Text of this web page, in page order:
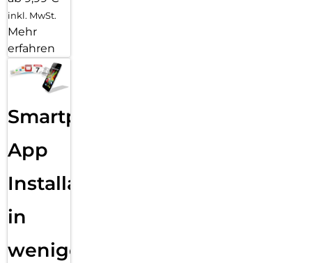
inkl. MwSt.
Mehr
erfahren
Smartphone
App
Installation
in
wenigen